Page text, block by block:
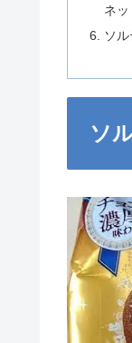
ネ
ソ
ソ